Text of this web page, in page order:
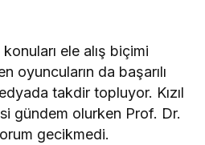
ele alış biçimi
oyuncuların da başarılı
takdir topluyor. Kızıl
gündem olurken Prof. Dr.
gecikmedi.